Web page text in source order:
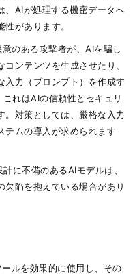
、AIが処理する機密データへ
があります。
意のある攻撃者が、AIを騙し
ンテンツを生成させたり、
入力（プロンプト）を作成す
れはAIの信頼性とセキュリ
。対策としては、厳格な入力
テムの導入が求められます
に不備のあるAIモデルは、
陥を抱えている場合があり
ルを効果的に使用し、その